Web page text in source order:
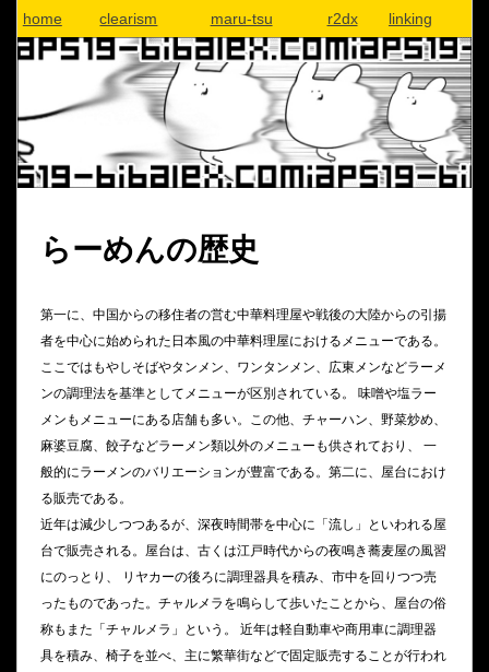
home clearism maru-tsu r2dx linking
らーめんの歴史
第一に、中国からの移住者の営む中華料理屋や戦後の大陸からの引揚
者を中心に始められた日本風の中華料理屋におけるメニューである。
ここではもやしそばやタンメン、ワンタンメン、広東メンなどラーメ
ンの調理法を基準としてメニューが区別されている。 味噌や塩ラー
メンもメニューにある店舗も多い。この他、チャーハン、野菜炒め、
麻婆豆腐、餃子などラーメン類以外のメニューも供されており、 一
般的にラーメンのバリエーションが豊富である。第二に、屋台におけ
る販売である。
近年は減少しつつあるが、深夜時間帯を中心に「流し」といわれる屋
台で販売される。屋台は、古くは江戸時代からの夜鳴き蕎麦屋の風習
にのっとり、 リヤカーの後ろに調理器具を積み、市中を回りつつ売
ったものであった。チャルメラを鳴らして歩いたことから、屋台の俗
称もまた「チャルメラ」という。 近年は軽自動車や商用車に調理器
具を積み、椅子を並べ、主に繁華街などで固定販売することが行われ